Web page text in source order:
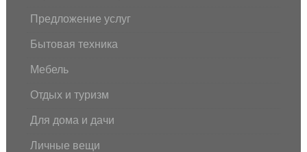
Предложение услуг
Бытовая техника
Мебель
Отдых и туризм
Для дома и дачи
Личные вещи